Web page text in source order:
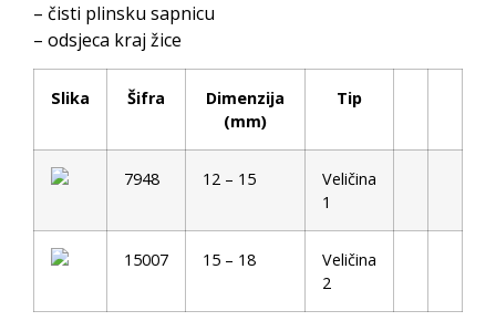
– čisti plinsku sapnicu
– odsjeca kraj žice
Slika Šifra
Dimenzija
(mm)
Tip
7948 12 – 15
Veličina
1
15007 15 – 18
Veličina
2